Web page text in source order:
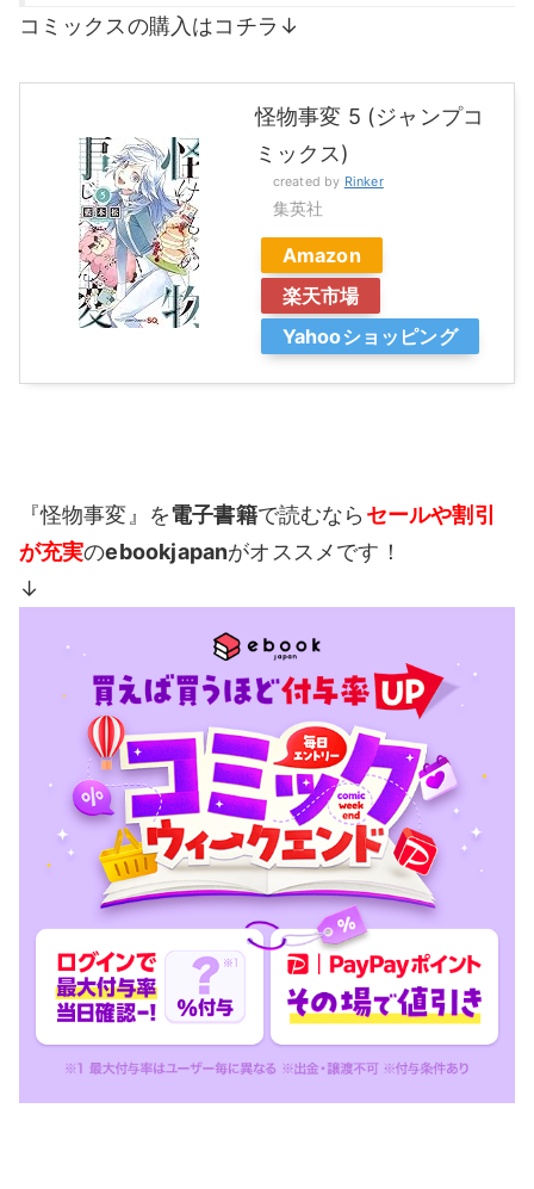
コミックスの購入はコチラ↓
怪物事変 5 (ジャンプコ
ミックス)
created by Rinker
集英社
Amazon
楽天市場
Yahooショッピング
『怪物事変』を電子書籍で読むなら セールや割引
が充実のebookjapanがオススメです！
↓